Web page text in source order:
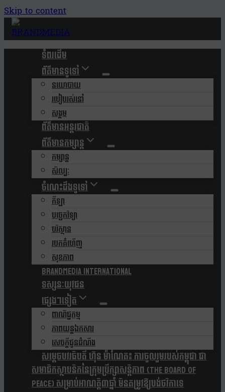
Skip to content
ទំពរដើម
ព័ត៌មានទូទៅ
នយោបាយ
របៀបរស់នៅ
សង្គម
ព័ត៌មានអន្តរជាតិ
ព័ត៌មានកម្សាន្ត
កម្សាន្ត
សិល្បៈ
ចំណេះដឹងទូទៅ
កីឡា
បច្ចេកវិទ្យា
បរិស្ថាន
របកគំហើញ
សុខភាព
Brandmedia international
ទស្សនៈយុវជន
ផ្សេងៗទៀត
ពាណិជ្ជកម្ម
ភាពយន្តឯកសារ
សេចក្តីជូនដំណឹង
សម្តេចបវរធិបតី ហ៊ុន ម៉ាណែត៖ ការចូលរួមរបស់កម្ពុជា ជា
សមាជិកស្ថាបនិកនៃក្រុមប្រឹក្សាសន្តិភាព (The Board Of
Peace) សម្រាប់អាណត្តិ៣ឆ្នាំ មិនតម្រូវឱ្យបង់ថវិកាទេ